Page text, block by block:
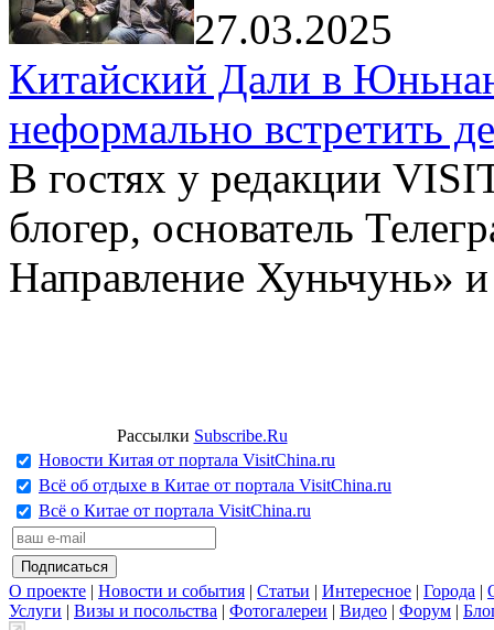
27.03.2025
Китайский Дали в
неформально встретить
В гостях у редакции
блогер, основатель
Направление Хуньчунь»
Рассылки Subscribe.Ru
Новости Китая от портала VisitChina.ru
Всё об отдыхе в Китае от портала VisitChina.ru
Всё о Китае от портала VisitChina.ru
О проекте | Новости и события | Статьи | Интересное | Города |
Услуги | Визы и посольства | Фотогалереи | Видео | Форум |